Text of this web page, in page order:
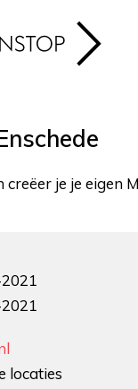
je je eigen
locaties